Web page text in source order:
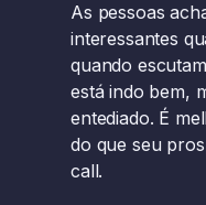
As pessoas
interessantes
quando
está indo bem,
entediado. É
do que seu
call.